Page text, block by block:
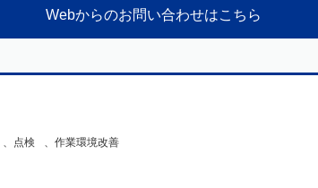
Webからのお問い合わせはこちら
、 点検 、 作業環境改善